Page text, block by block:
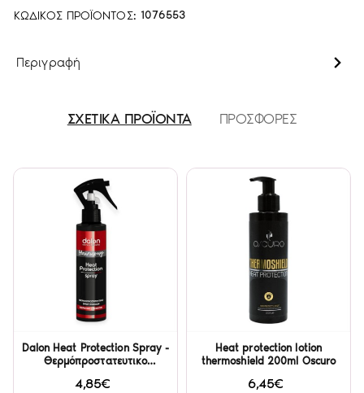
ΚΩΔΙΚΌΣ ΠΡΟΪΌΝΤΟΣ: 1076553
Περιγραφή
ΣΧΕΤΙΚΑ ΠΡΟΪΟΝΤΑ ΠΡΟΣΦΟΡΕΣ
Dalon Heat Protection Spray -
Θερμόπροστατευτικο
4,85€
Heat protection lotion
thermoshield 200ml Oscuro
6,45€